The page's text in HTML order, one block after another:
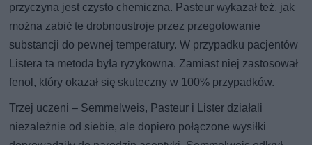
przyczyna jest czysto chemiczna. Pasteur wykazał też, jak
można zabić te drobnoustroje przez przegotowanie
substancji do pewnej temperatury. W przypadku pacjentów
Listera ta metoda była ryzykowna. Zamiast niej zastosował
fenol, który okazał się skuteczny w 100% przypadków.
Trzej uczeni – Semmelweis, Pasteur i Lister działali
niezależnie od siebie, ale dopiero połączone wysiłki